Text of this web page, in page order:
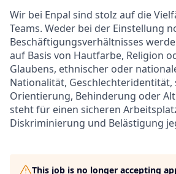
Wir bei Enpal sind stolz auf die
Teams. Weder bei der Einstellung
Beschäftigungsverhältnisses
auf Basis von Hautfarbe, Religion
Glaubens, ethnischer oder
Nationalität, Geschlechteridentität,
Orientierung, Behinderung oder
steht für einen sicheren
Diskriminierung und Belästigung
This job is no longer accepting